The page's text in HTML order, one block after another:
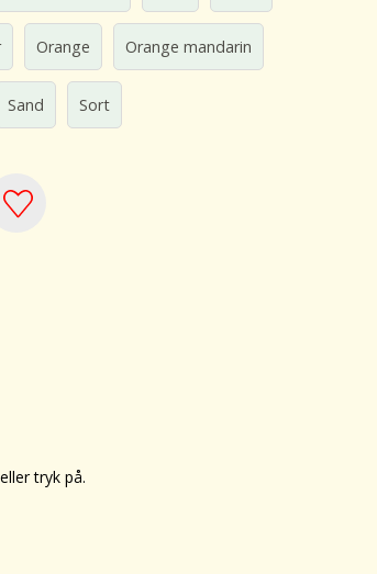
Orange Orange mandarin
Sand Sort
tryk på.